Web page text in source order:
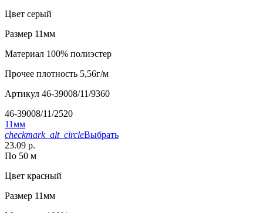
Цвет серый
Размер 11мм
Материал 100% полиэстер
Прочее плотность 5,56г/м
Артикул 46-39008/11/9360
46-39008/11/2520
11мм
checkmark_alt_circleВыбрать
23.09 р.
По 50 м
Цвет красный
Размер 11мм